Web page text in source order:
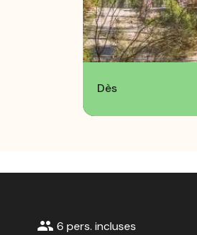
Dès
group 6 pers. incluses